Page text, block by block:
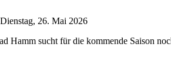
26. Mai 2026
Hamm sucht für die kommende Saison